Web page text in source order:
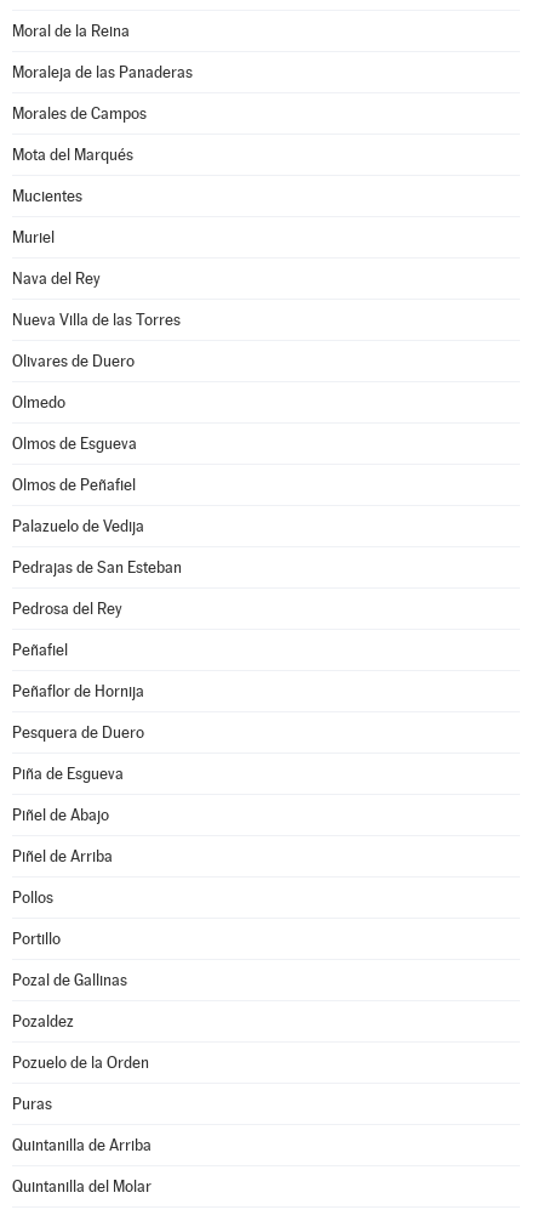
Moral de la Reina
Moraleja de las Panaderas
Morales de Campos
Mota del Marqués
Mucientes
Muriel
Nava del Rey
Nueva Villa de las Torres
Olivares de Duero
Olmedo
Olmos de Esgueva
Olmos de Peñafiel
Palazuelo de Vedija
Pedrajas de San Esteban
Pedrosa del Rey
Peñafiel
Peñaflor de Hornija
Pesquera de Duero
Piña de Esgueva
Piñel de Abajo
Piñel de Arriba
Pollos
Portillo
Pozal de Gallinas
Pozaldez
Pozuelo de la Orden
Puras
Quintanilla de Arriba
Quintanilla del Molar